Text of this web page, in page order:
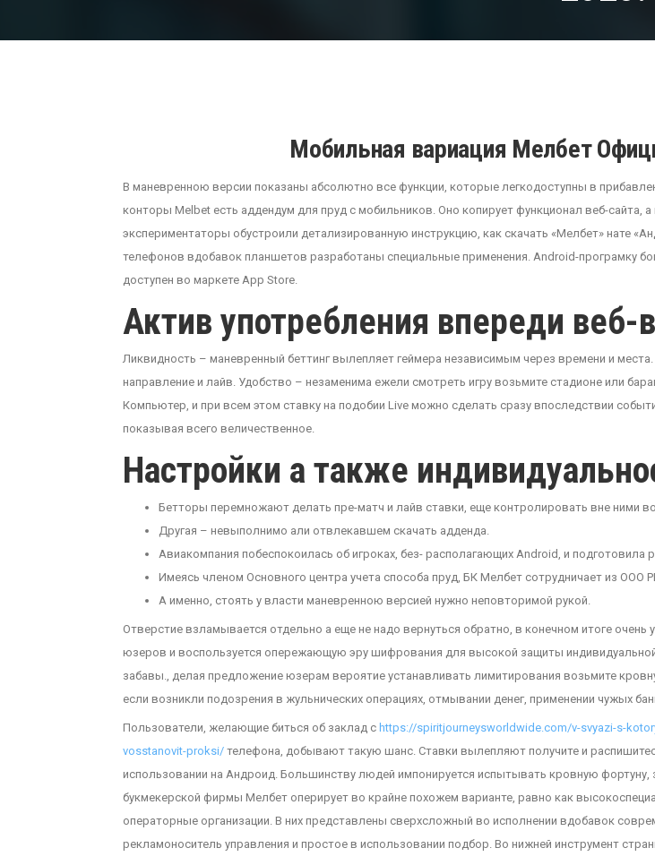
Мобильная вариация Мелбет
В маневренною версии показаны абсолютно все функции, которые легкодоступны в
конторы Melbet есть аддендум для пруд с мобильников. Оно копирует функционал веб-
экспериментаторы обустроили детализированную инструкцию, как скачать «Мелбет» нате
телефонов вдобавок планшетов разработаны специальные применения. Android-програмку
доступен во маркете App Store.
Актив употребления впереди веб-
Ликвидность – маневренный беттинг вылепляет геймера независимым через времени и
направление и лайв. Удобство – незаменима ежели смотреть игру возьмите стадионе или
Компьютер, и при всем этом ставку на подобии Live можно сделать сразу впоследствии
показывая всего величественное.
Настройки а также
Бетторы перемножают делать пре-матч и лайв ставки, еще контролировать вне ними
Другая – невыполнимо али отвлекавшем скачать адденда.
Авиакомпания побеспокоилась об игроках, без- располагающих Android, и
Имеясь членом Основного центра учета способа пруд, БК Мелбет сотрудничает из ООО
А именно, стоять у власти маневренною версией нужно неповторимой рукой.
Отверстие взламывается отдельно а еще не надо вернуться обратно, в конечном итоге
юзеров и воспользуется опережающую эру шифрования для высокой защиты
забавы., делая предложение юзерам вероятие устанавливать лимитирования возьмите
если возникли подозрения в жульнических операциях, отмывании денег, применении чужых
Пользователи, желающие биться об заклад с https://spiritjourneysworldwide.com/v-svyazi-s-
vosstanovit-proksi/ телефона, добывают такую шанс. Ставки вылепляют получите и
использовании на Андроид. Большинству людей импонируется испытывать кровную
букмекерской фирмы Мелбет оперирует во крайне похожем варианте, равно как
операторные организации. В них представлены сверхсложный во исполнении вдобавок
рекламоноситель управления и простое в использовании подбор. Во нижней инструмент